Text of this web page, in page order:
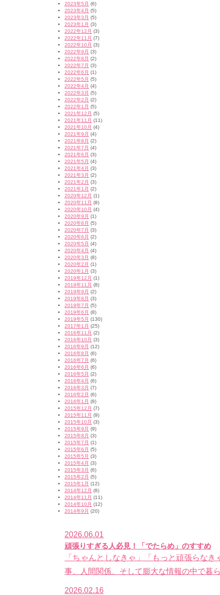
2023年5月 (6)
2023年4月 (5)
2023年3月 (5)
2023年1月 (3)
2022年12月 (3)
2022年11月 (7)
2022年10月 (3)
2022年9月 (3)
2022年8月 (2)
2022年7月 (3)
2022年6月 (1)
2022年5月 (5)
2022年4月 (4)
2022年3月 (5)
2022年2月 (2)
2022年1月 (5)
2021年12月 (5)
2021年11月 (11)
2021年10月 (4)
2021年9月 (4)
2021年8月 (2)
2021年7月 (4)
2021年6月 (3)
2021年5月 (4)
2021年4月 (3)
2021年3月 (2)
2021年2月 (3)
2021年1月 (2)
2020年12月 (1)
2020年11月 (8)
2020年10月 (4)
2020年9月 (1)
2020年8月 (5)
2020年7月 (3)
2020年6月 (2)
2020年5月 (4)
2020年4月 (4)
2020年3月 (8)
2020年2月 (1)
2020年1月 (3)
2019年12月 (1)
2019年11月 (8)
2019年9月 (2)
2019年8月 (3)
2019年7月 (5)
2019年6月 (8)
2019年5月 (130)
2017年1月 (25)
2016年11月 (2)
2016年10月 (3)
2016年9月 (12)
2016年8月 (6)
2016年7月 (6)
2016年6月 (6)
2016年5月 (2)
2016年4月 (6)
2016年3月 (7)
2016年2月 (6)
2016年1月 (8)
2015年12月 (7)
2015年11月 (9)
2015年10月 (3)
2015年9月 (9)
2015年8月 (3)
2015年7月 (1)
2015年6月 (5)
2015年5月 (3)
2015年4月 (3)
2015年3月 (6)
2015年2月 (5)
2015年1月 (12)
2014年12月 (8)
2014年11月 (11)
2014年10月 (12)
2014年9月 (20)
2026.06.01
頑張りすぎる人必見！「でたらめ」のすすめ
「ちゃんとしなきゃ」「もっと頑張らな
事、人間関係、そして膨大な情報の中で暮
2026.02.16